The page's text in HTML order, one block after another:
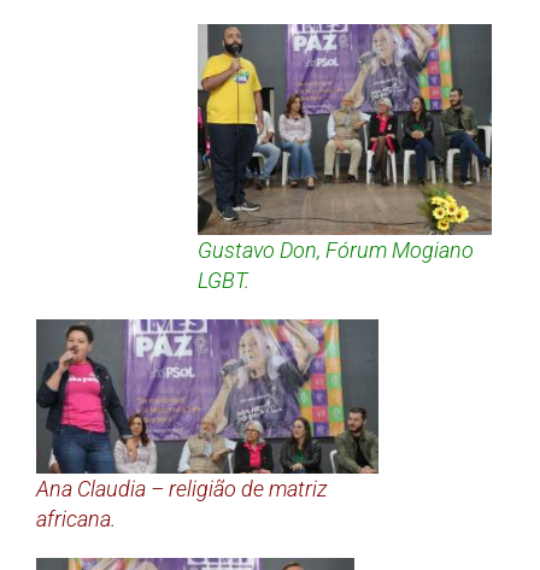
Gustavo Don, Fórum Mogiano
LGBT.
Ana Claudia – religião de matriz
africana.